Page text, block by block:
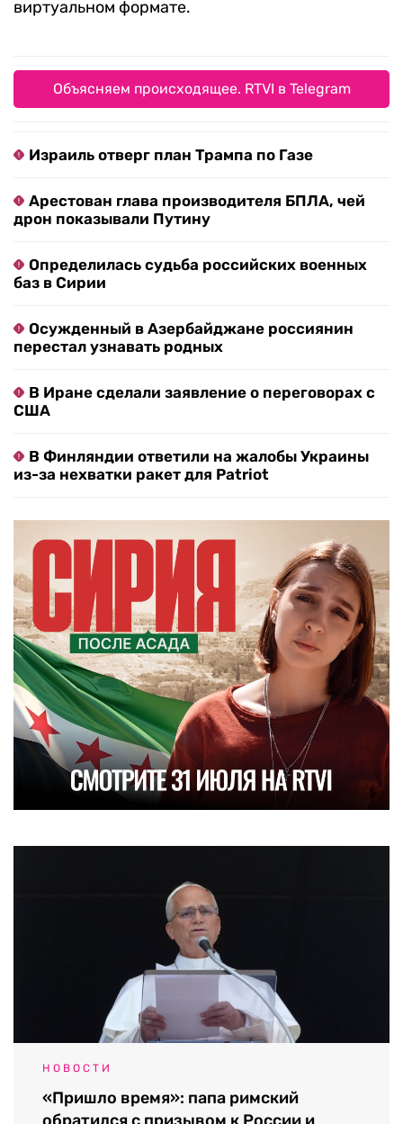
виртуальном формате.
Объясняем происходящее. RTVI в Telegram
Израиль отверг план Трампа по Газе
Арестован глава производителя БПЛА, чей
дрон показывали Путину
Определилась судьба российских военных
баз в Сирии
Осужденный в Азербайджане россиянин
перестал узнавать родных
В Иране сделали заявление о переговорах с
США
В Финляндии ответили на жалобы Украины
из-за нехватки ракет для Patriot
НОВОСТИ
«Пришло время»: папа римский